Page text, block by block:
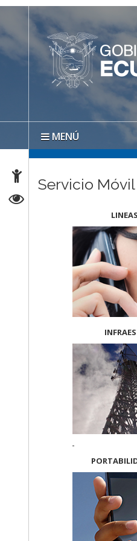
MENÚ
Servicio